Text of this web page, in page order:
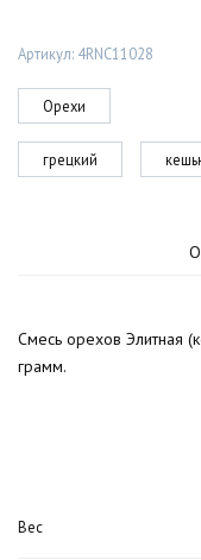
миндаль,
фундук)
Артикул: 4RNC11028
Орехи
грецкий
Смесь орехов Элитная
грамм.
Вес